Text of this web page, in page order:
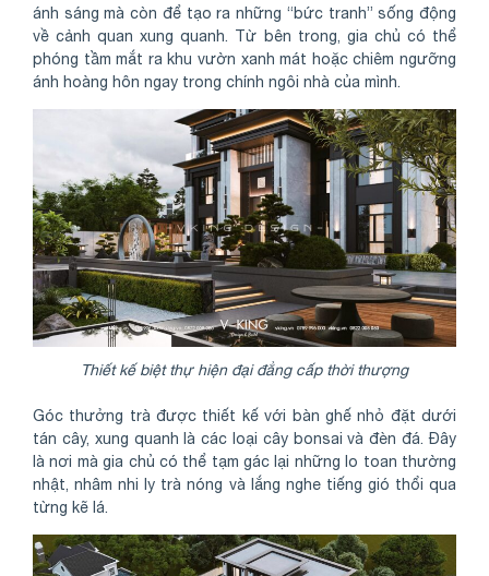
ánh sáng mà còn để tạo ra những “bức tranh” sống động
về cảnh quan xung quanh. Từ bên trong, gia chủ có thể
phóng tầm mắt ra khu vườn xanh mát hoặc chiêm ngưỡng
ánh hoàng hôn ngay trong chính ngôi nhà của mình.
Thiết kế biệt thự hiện đại đẳng cấp thời thượng
Góc thưởng trà được thiết kế với bàn ghế nhỏ đặt dưới
tán cây, xung quanh là các loại cây bonsai và đèn đá. Đây
là nơi mà gia chủ có thể tạm gác lại những lo toan thường
nhật, nhâm nhi ly trà nóng và lắng nghe tiếng gió thổi qua
từng kẽ lá.